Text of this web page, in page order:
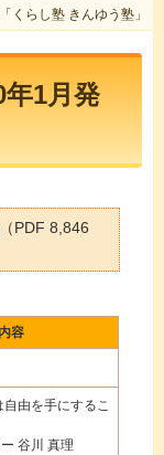
くらし塾 きんゆう塾」
1月発
（PDF 8,846
内容
由を手にするこ
谷川 真理